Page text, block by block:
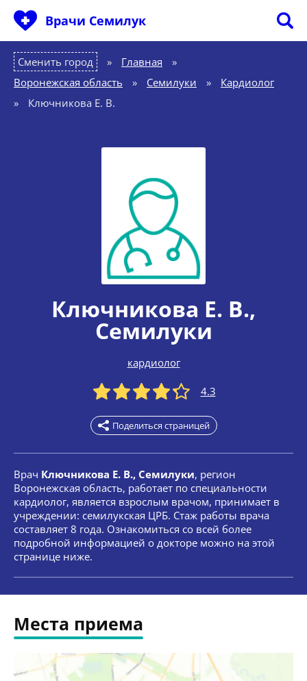
Врачи Семилук
Сменить город Главная
»
Воронежская область
» Семилуки »
Кардиолог
»
Ключникова Е. В.
Ключникова Е. В.,
Семилуки
кардиолог
4.3
Поделиться страницей
Врач Ключникова Е. В., Семилуки, регион
Воронежская область, работает по специальности
кардиолог, является взрослым врачом, принимает в
учреждении: семилукская ЦРБ. Стаж работы врача
составляет 8 года. Ознакомиться со всей более
подробной информацией о докторе можно на этой
странице ниже.
Места приема